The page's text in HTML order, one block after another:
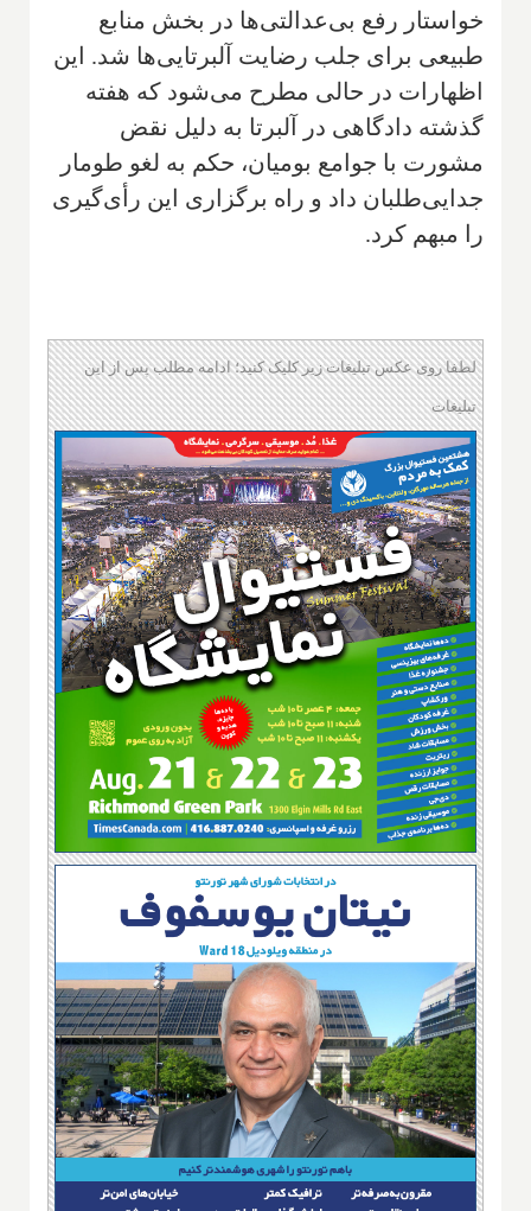
خواستار رفع بی‌عدالتی‌ها در بخش منابع
طبیعی برای جلب رضایت آلبرتایی‌ها شد. این
اظهارات در حالی مطرح می‌شود که هفته
گذشته دادگاهی در آلبرتا به دلیل نقض
مشورت با جوامع بومیان، حکم به لغو طومار
جدایی‌طلبان داد و راه برگزاری این رأی‌گیری
را مبهم کرد.
لطفا روی عکس تبلیغات زیر کلیک کنید؛ ادامه مطلب پس از این
تبلیغات